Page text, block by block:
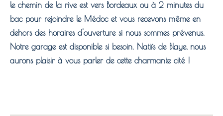
le chemin de la rive est vers Bordeaux ou à 2 minutes du
bac pour rejoindre le Médoc et vous recevons même en
dehors des horaires d'ouverture si nous sommes prévenus.
Notre garage est disponible si besoin. Natifs de Blaye, nous
aurons plaisir à vous parler de cette charmante cité !